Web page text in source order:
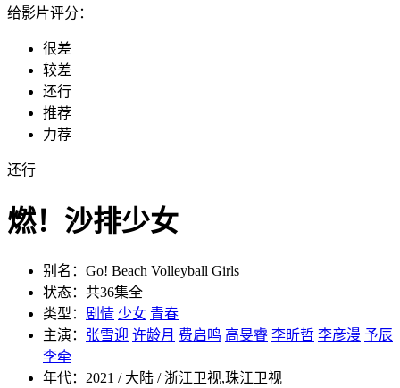
给影片评分：
很差
较差
还行
推荐
力荐
还行
燃！沙排少女
别名： Go! Beach Volleyball Girls
状态： 共36集全
类型： 剧情 少女 青春
主演： 张雪迎 许龄月 费启鸣 高旻睿 李昕哲 李彦漫 予辰
李牵
年代： 2021 / 大陆 / 浙江卫视,珠江卫视